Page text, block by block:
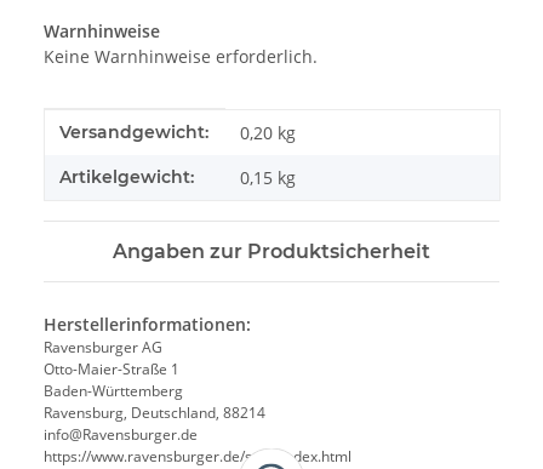
Warnhinweise
Keine Warnhinweise erforderlich.
Produkteigenschaft
Wert
Versandgewicht: 0,20 kg
Artikelgewicht: 0,15 kg
Angaben zur Produktsicherheit
Herstellerinformationen:
Ravensburger AG
Otto-Maier-Straße 1
Baden-Württemberg
Ravensburg, Deutschland, 88214
info@Ravensburger.de
https://www.ravensburger.de/start/index.html